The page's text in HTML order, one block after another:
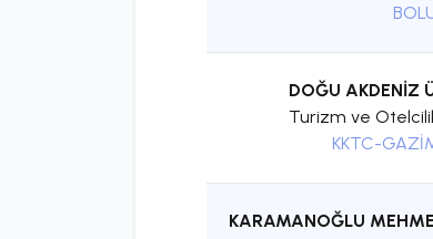
DOĞU AKDENİZ
Turizm ve
KKTC-
KARAMANOĞLU